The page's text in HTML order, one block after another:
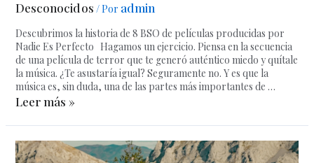
Desconocidos / Por admin
Descubrimos la historia de 8 BSO de películas producidas por
Nadie Es Perfecto Hagamos un ejercicio. Piensa en la secuencia
de una película de terror que te generó auténtico miedo y quítale
la música. ¿Te asustaría igual? Seguramente no. Y es que la
música es, sin duda, una de las partes más importantes de …
Leer más »